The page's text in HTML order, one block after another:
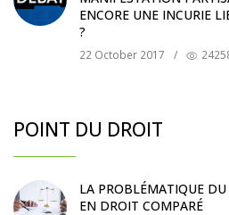
ENCORE UNE INCURIE
?
22 October 2017 /
POINT DU DROIT
LA PROBLÉMATIQUE
EN DROIT COMPARÉ